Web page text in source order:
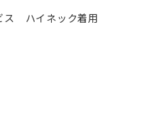
ス ハイネック着用